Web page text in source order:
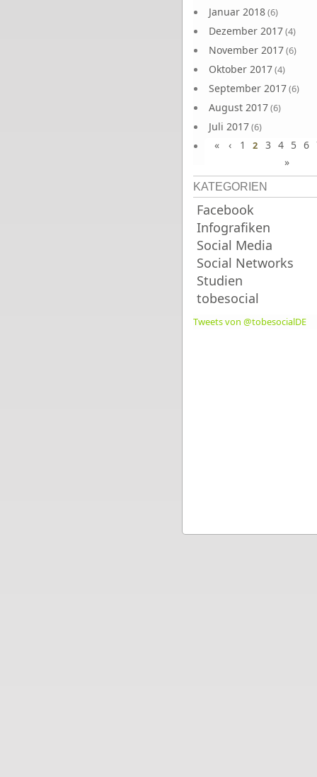
Januar 2018(6)
Dezember 2017(4)
November 2017(6)
Oktober 2017(4)
September 2017(6)
August 2017(6)
Juli 2017(6)
Juni 2017(6)
« ‹ 1 2 3 4 5 6
»
KATEGORIEN
Facebook
Infografiken
Social Media
Social Networks
Studien
tobesocial
Tweets von @tobesocialDE